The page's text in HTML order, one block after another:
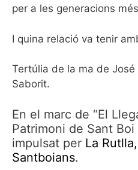
per a les generacions
I quina relació va tenir
Tertúlia de la ma de
Saborit.
En el marc de “El
Patrimoni de Sant
impulsat per La
Santboians.